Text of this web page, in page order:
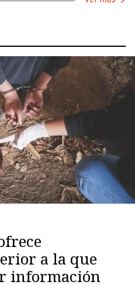
a la que
información